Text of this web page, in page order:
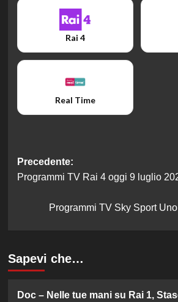
Rai 4
Real Time
Navigazione
articolo
Precedente:
Programmi TV Rai 4 oggi 9 luglio
Programmi TV Sky Sport
Sapevi che…
Doc – Nelle tue mani su Rai 1,